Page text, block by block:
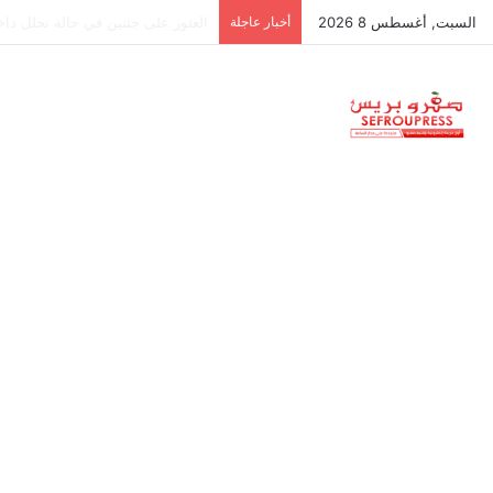
السبت, أغسطس 8 2026 أخبار عاجلة